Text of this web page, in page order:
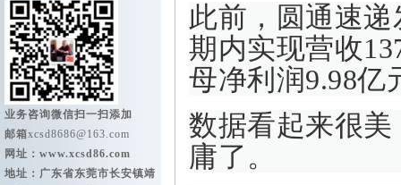
业务咨询微信扫一扫添加
邮箱xcsd8686@163.com
网址： www.xcsd86.com
地址：广东省东莞市长安镇靖
此前，圆通速
期内实现营收
母净利润9.98亿
数据看起来很
庸了。